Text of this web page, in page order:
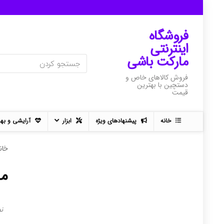
فروشگاه
اینترنتی
مارکت باشی
فروش کالاهای خاص و
دستچین با بهترین
قیمت
خانه پیشنهادهای ویژه ابزار آرایشی و